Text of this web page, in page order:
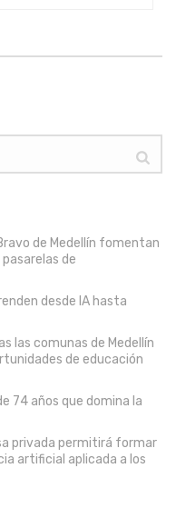
de Medellín fomentan
de
desde IA hasta
las comunas de Medellín
de educación
74 años que domina la
privada permitirá formar
artificial aplicada a los